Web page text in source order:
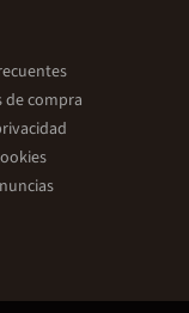
de compra